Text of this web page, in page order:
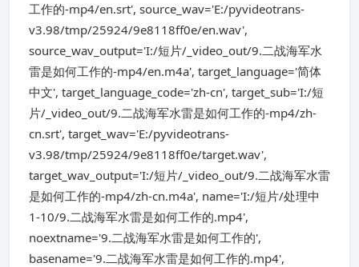
工作的-mp4/en.srt', source_wav='E:/pyvideotrans-
v3.98/tmp/25924/9e8118ff0e/en.wav',
source_wav_output='I:/短片/_video_out/9.二战海军水
雷是如何工作的-mp4/en.m4a', target_language='简体
中文', target_language_code='zh-cn', target_sub='I:/短
片/_video_out/9.二战海军水雷是如何工作的-mp4/zh-
cn.srt', target_wav='E:/pyvideotrans-
v3.98/tmp/25924/9e8118ff0e/target.wav',
target_wav_output='I:/短片/_video_out/9.二战海军水雷
是如何工作的-mp4/zh-cn.m4a', name='I:/短片/处理中
1-10/9.二战海军水雷是如何工作的.mp4',
noextname='9.二战海军水雷是如何工作的',
basename='9.二战海军水雷是如何工作的.mp4',